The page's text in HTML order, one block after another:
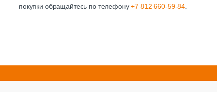
покупки обращайтесь по телефону+7 812 660-59-84